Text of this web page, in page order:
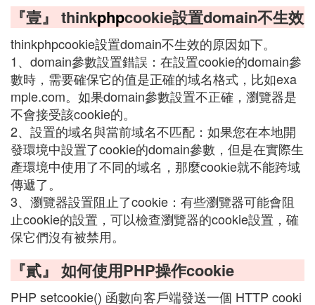
『壹』 thinkphpcookie設置domain不生效
thinkphpcookie設置domain不生效的原因如下。
1、domain參數設置錯誤：在設置cookie的domain參
數時，需要確保它的值是正確的域名格式，比如exa
mple.com。如果domain參數設置不正確，瀏覽器是
不會接受該cookie的。
2、設置的域名與當前域名不匹配：如果您在本地開
發環境中設置了cookie的domain參數，但是在實際生
產環境中使用了不同的域名，那麼cookie就不能跨域
傳遞了。
3、瀏覽器設置阻止了cookie：有些瀏覽器可能會阻
止cookie的設置，可以檢查瀏覽器的cookie設置，確
保它們沒有被禁用。
『貳』 如何使用PHP操作cookie
PHP setcookie() 函數向客戶端發送一個 HTTP cooki